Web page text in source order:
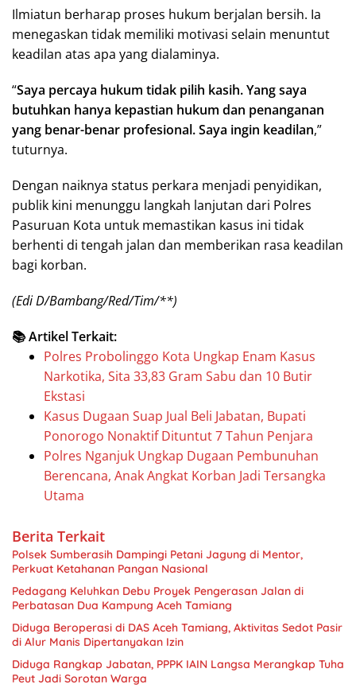
Ilmiatun berharap proses hukum berjalan bersih. Ia
menegaskan tidak memiliki motivasi selain menuntut
keadilan atas apa yang dialaminya.
“Saya percaya hukum tidak pilih kasih. Yang saya
butuhkan hanya kepastian hukum dan penanganan
yang benar-benar profesional. Saya ingin keadilan,”
tuturnya.
Dengan naiknya status perkara menjadi penyidikan,
publik kini menunggu langkah lanjutan dari Polres
Pasuruan Kota untuk memastikan kasus ini tidak
berhenti di tengah jalan dan memberikan rasa keadilan
bagi korban.
(Edi D/Bambang/Red/Tim/**)
📚 Artikel Terkait:
Polres Probolinggo Kota Ungkap Enam Kasus
Narkotika, Sita 33,83 Gram Sabu dan 10 Butir
Ekstasi
Kasus Dugaan Suap Jual Beli Jabatan, Bupati
Ponorogo Nonaktif Dituntut 7 Tahun Penjara
Polres Nganjuk Ungkap Dugaan Pembunuhan
Berencana, Anak Angkat Korban Jadi Tersangka
Utama
Berita Terkait
Polsek Sumberasih Dampingi Petani Jagung di Mentor,
Perkuat Ketahanan Pangan Nasional
Pedagang Keluhkan Debu Proyek Pengerasan Jalan di
Perbatasan Dua Kampung Aceh Tamiang
Diduga Beroperasi di DAS Aceh Tamiang, Aktivitas Sedot Pasir
di Alur Manis Dipertanyakan Izin
Diduga Rangkap Jabatan, PPPK IAIN Langsa Merangkap Tuha
Peut Jadi Sorotan Warga